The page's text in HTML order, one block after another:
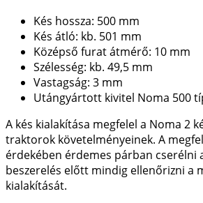
Kés hossza: 500 mm
Kés átló: kb. 501 mm
Középső furat átmérő: 10 mm
Szélesség: kb. 49,5 mm
Vastagság: 3 mm
Utángyártott kivitel Noma 500
A kés kialakítása megfelel a Noma 2
traktorok követelményeinek. A
érdekében érdemes párban cserélni
beszerelés előtt mindig ellenőrizni a
kialakítását.